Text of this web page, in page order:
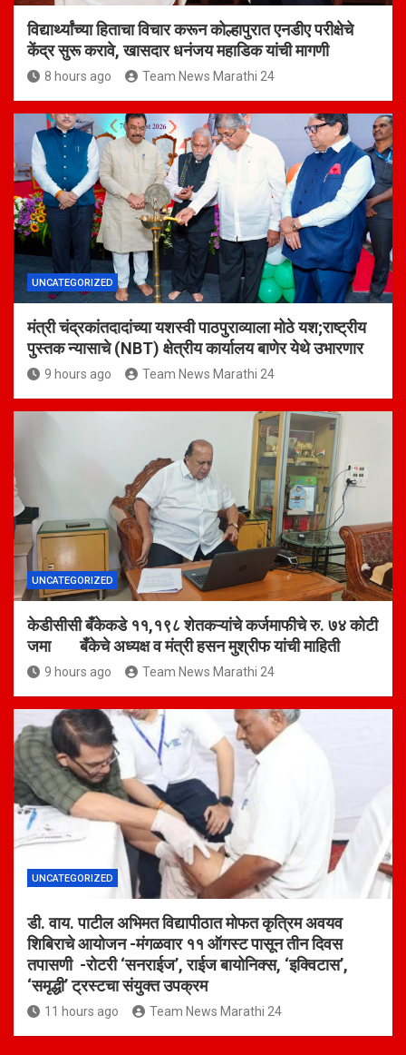
विद्यार्थ्यांच्या हिताचा विचार करून कोल्हापुरात एनडीए परीक्षेचे
केंद्र सुरू करावे, खासदार धनंजय महाडिक यांची मागणी
8 hours ago Team News Marathi 24
UNCATEGORIZED
मंत्री चंद्रकांतदादांच्या यशस्वी पाठपुराव्याला मोठे यश;राष्ट्रीय
पुस्तक न्यासाचे (NBT) क्षेत्रीय कार्यालय बाणेर येथे उभारणार
9 hours ago Team News Marathi 24
UNCATEGORIZED
केडीसीसी बँकेकडे ११,१९८ शेतकऱ्यांचे कर्जमाफीचे रु. ७४ कोटी
जमा बँकेचे अध्यक्ष व मंत्री हसन मुश्रीफ यांची माहिती
9 hours ago Team News Marathi 24
UNCATEGORIZED
डी. वाय. पाटील अभिमत विद्यापीठात मोफत कृत्रिम अवयव
शिबिराचे आयोजन -मंगळवार ११ ऑगस्ट पासून तीन दिवस
तपासणी -रोटरी ‘सनराईज’, राईज बायोनिक्स, ‘इक्विटास’,
‘समृद्धी’ ट्रस्टचा संयुक्त उपक्रम
11 hours ago Team News Marathi 24